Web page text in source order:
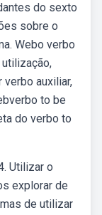
do sexto
sobre o
Webo verbo
auxiliar,
to be
do verbo to
Utilizar o
explorar de
de utilizar